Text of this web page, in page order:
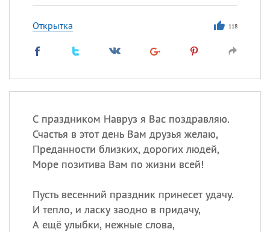
Открытка 118
С праздником Навруз я Вас поздравляю.
Счастья в этот день Вам друзья желаю,
Преданности близких, дорогих людей,
Море позитива Вам по жизни всей!
Пусть весенний праздник принесет удачу.
И тепло, и ласку заодно в придачу,
А ещё улыбки, нежные слова,
Посмотреть значениеи
происхождение